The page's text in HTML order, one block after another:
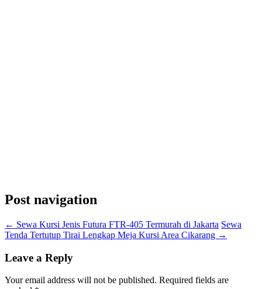
Post navigation
← Sewa Kursi Jenis Futura FTR-405 Termurah di Jakarta Sewa
Tenda Tertutup Tirai Lengkap Meja Kursi Area Cikarang →
Leave a Reply
Your email address will not be published. Required fields are